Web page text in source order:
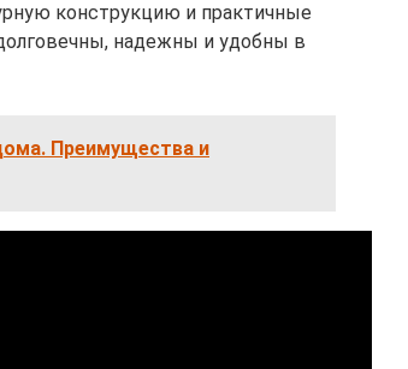
конструкцию и практичные
надежны и удобны в
Преимущества и